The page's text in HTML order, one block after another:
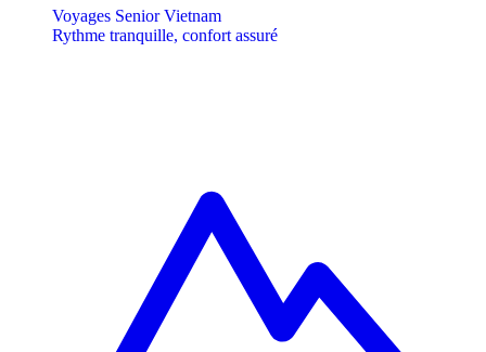
Voyages Senior Vietnam
Rythme tranquille, confort assuré